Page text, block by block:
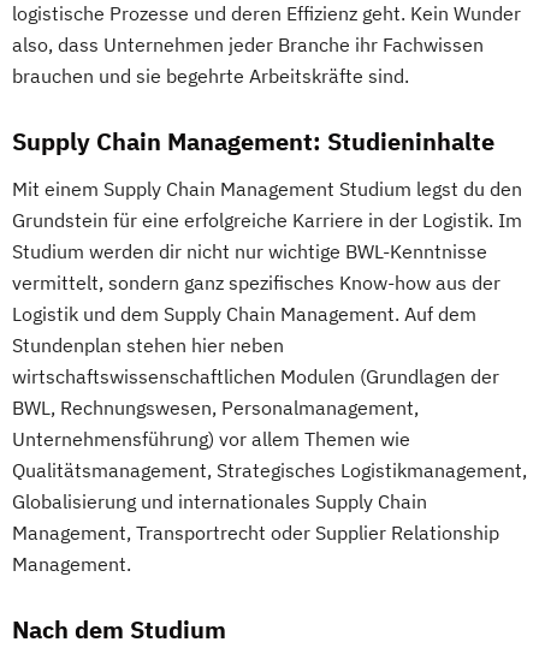
logistische Prozesse und deren Effizienz geht. Kein Wunder
also, dass Unternehmen jeder Branche ihr Fachwissen
brauchen und sie begehrte Arbeitskräfte sind.
Supply Chain Management: Studieninhalte
Mit einem Supply Chain Management Studium legst du den
Grundstein für eine erfolgreiche Karriere in der Logistik. Im
Studium werden dir nicht nur wichtige BWL-Kenntnisse
vermittelt, sondern ganz spezifisches Know-how aus der
Logistik und dem Supply Chain Management. Auf dem
Stundenplan stehen hier neben
wirtschaftswissenschaftlichen Modulen (Grundlagen der
BWL, Rechnungswesen, Personalmanagement,
Unternehmensführung) vor allem Themen wie
Qualitätsmanagement, Strategisches Logistikmanagement,
Globalisierung und internationales Supply Chain
Management, Transportrecht oder Supplier Relationship
Management.
Nach dem Studium